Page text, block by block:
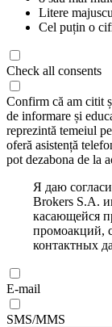
Litere
Cel puțin o
Check all consents
Confirm că am citit
de informare și
reprezintă temeiul
oferă asistență
pot dezabona de la
Я даю
Brokers S.A.
касающейся
промоакций,
контактных
E-mail
SMS/MMS